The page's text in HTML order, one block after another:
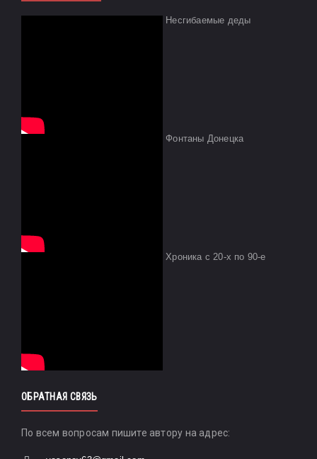
Несгибаемые деды
Фонтаны Донецка
Хроника с 20-х по 90-е
ОБРАТНАЯ СВЯЗЬ
По всем вопросам пишите автору на адрес: